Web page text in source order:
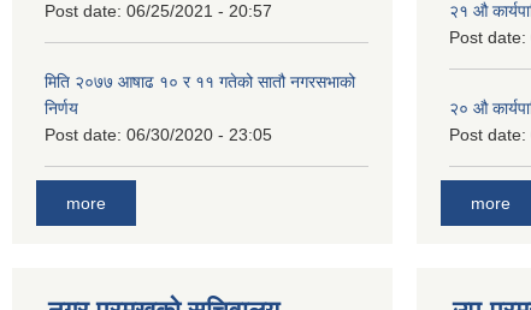
Post date: 06/25/2021 - 20:57
मिति २०७७ आषाढ १० र ११ गतेको सातौ नगरसभाको
निर्णय
Post date: 06/30/2020 - 23:05
more
२‍१ औ
Post date:
२‍० औ
Post date:
more